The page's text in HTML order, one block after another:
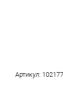
Артикул: 102177